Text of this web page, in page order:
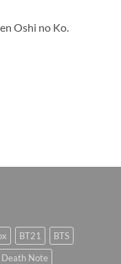
Oshi no Ko.
BT21
BTS
Death Note